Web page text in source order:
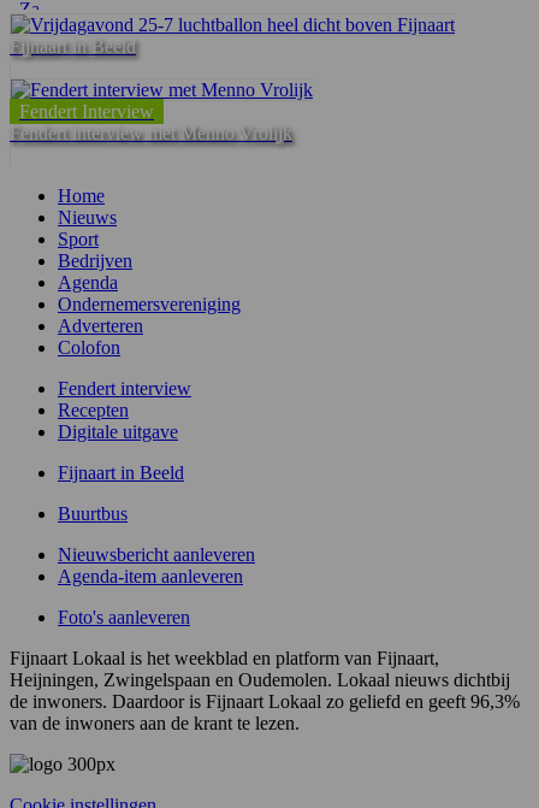
Fijnaart in Beeld
Fendert Interview
Fendert interview met Menno Vrolijk
Home
Nieuws
Sport
Bedrijven
Agenda
Ondernemersvereniging
Adverteren
Colofon
Fendert interview
Recepten
Digitale uitgave
Fijnaart in Beeld
Buurtbus
Nieuwsbericht aanleveren
Agenda-item aanleveren
Foto's aanleveren
Fijnaart Lokaal is het weekblad en platform van Fijnaart,
Heijningen, Zwingelspaan en Oudemolen. Lokaal nieuws dichtbij
de inwoners. Daardoor is Fijnaart Lokaal zo geliefd en geeft 96,3%
van de inwoners aan de krant te lezen.